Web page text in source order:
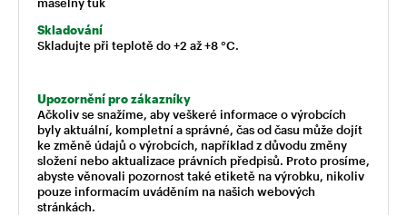
Skladování
Skladujte při teplotě do +2 až +8 °C.
Upozornění pro zákazníky
Ačkoliv se snažíme, aby veškeré informace o výrobcích
byly aktuální, kompletní a správné, čas od času může dojít
ke změně údajů o výrobcích, například z důvodu změny
složení nebo aktualizace právních předpisů. Proto prosíme,
abyste věnovali pozornost také etiketě na výrobku, nikoliv
pouze informacím uváděním na našich webových
stránkách.